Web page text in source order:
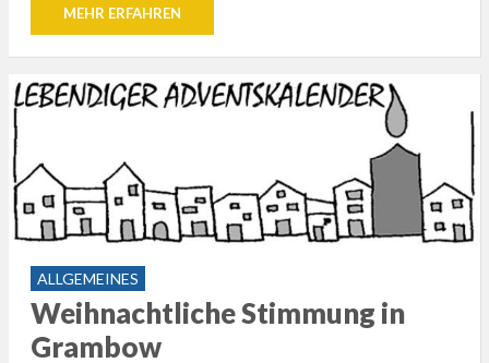
MEHR ERFAHREN
ALLGEMEINES
Weihnachtliche Stimmung in
Grambow